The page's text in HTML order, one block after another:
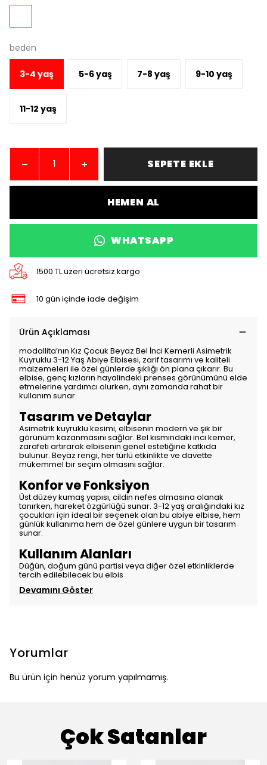
beden
3-4 yaş 5-6 yaş 7-8 yaş 9-10 yaş
11-12 yaş
SEPETE EKLE
HEMEN AL
WHATSAPP
1500 TL üzeri ücretsiz kargo
10 gün içinde iade değişim
Ürün Açıklaması
modallita’nın Kız Çocuk Beyaz Bel İnci Kemerli Asimetrik
Kuyruklu 3-12 Yaş Abiye Elbisesi, zarif tasarımı ve kaliteli
malzemeleri ile özel günlerde şıklığı ön plana çıkarır. Bu
elbise, genç kızların hayalindeki prenses görünümünü elde
etmelerine yardımcı olurken, aynı zamanda rahat bir
kullanım sunar.
Tasarım ve Detaylar
Asimetrik kuyruklu kesimi, elbisenin modern ve şık bir
görünüm kazanmasını sağlar. Bel kısmındaki inci kemer,
zarafeti artırarak elbisenin genel estetiğine katkıda
bulunur. Beyaz rengi, her türlü etkinlikte ve davette
mükemmel bir seçim olmasını sağlar.
Konfor ve Fonksiyon
Üst düzey kumaş yapısı, cildin nefes almasına olanak
tanırken, hareket özgürlüğü sunar. 3-12 yaş aralığındaki kız
çocukları için ideal bir seçenek olan bu abiye elbise, hem
günlük kullanıma hem de özel günlere uygun bir tasarım
sunar.
Kullanım Alanları
Düğün, doğum günü partisi veya diğer özel etkinliklerde
tercih edilebilecek bu elbis
Devamını Göster
Yorumlar
Bu ürün için henüz yorum yapılmamış.
Çok Satanlar